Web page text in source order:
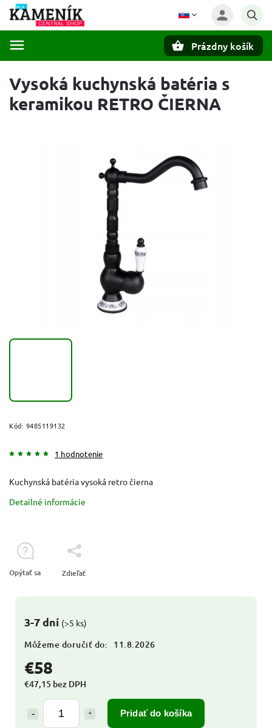
Prázdny košík
Vysoká kuchynská batéria s
keramikou RETRO ČIERNA
Kód: 9485119132
1 hodnotenie
€58
€47,15 bez DPH
Pridať do košíka
3-7 dní (>5 ks)
Môžeme doručiť do: 11.8.2026
Kuchynská batéria vysoká retro čierna
Detailné informácie
Opýtať sa Zdieľať